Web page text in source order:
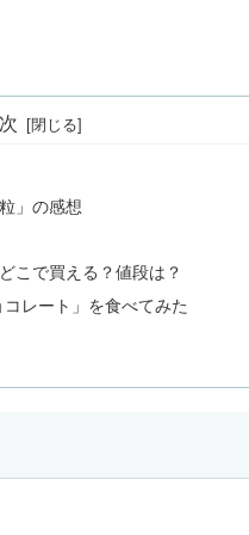
」の感想
こで買える？値段は？
レート」を食べてみた